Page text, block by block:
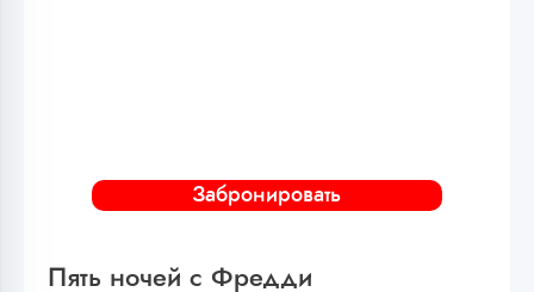
Забронировать
Пять ночей с Фредди